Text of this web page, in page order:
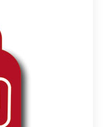
eta Ringo Starr-en
Of Canada, Somak,
Habia